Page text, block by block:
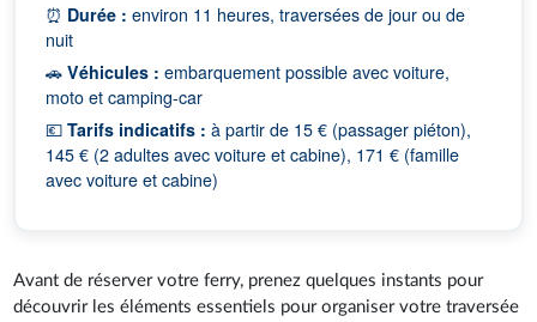
⏰ Durée : environ 11 heures, traversées de jour ou de
nuit
🚗Véhicules : embarquement possible avec voiture,
moto et camping-car
💶Tarifs indicatifs : à partir de 15 € (passager piéton),
145 € (2 adultes avec voiture et cabine), 171 € (famille
avec voiture et cabine)
Avant de réserver votre ferry, prenez quelques instants pour
découvrir les éléments essentiels pour organiser votre traversée